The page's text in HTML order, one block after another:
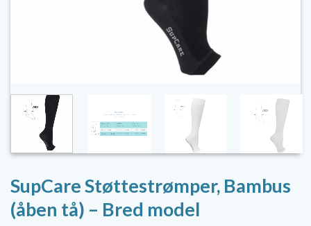
SupCare Støttestrømper, Bambus
(åben tå) – Bred model